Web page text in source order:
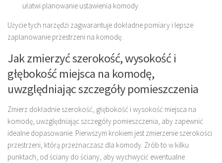
ułatwi planowanie ustawienia komody.
Użycie tych narzędzi zagwarantuje dokładne pomiary i lepsze
zaplanowanie przestrzeni na komodę.
Jak zmierzyć szerokość, wysokość i
głębokość miejsca na komodę,
uwzględniając szczegóły pomieszczenia
Zmierz dokładnie szerokość, głębokość i wysokość miejsca na
komodę, uwzględniając szczegóły pomieszczenia, aby zapewnić
idealne dopasowanie. Pierwszym krokiem jest zmierzenie szerokości
przestrzeni, którą przeznaczasz dla komody. Zrób to w kilku
punktach, od ściany do ściany, aby wychwycić ewentualne